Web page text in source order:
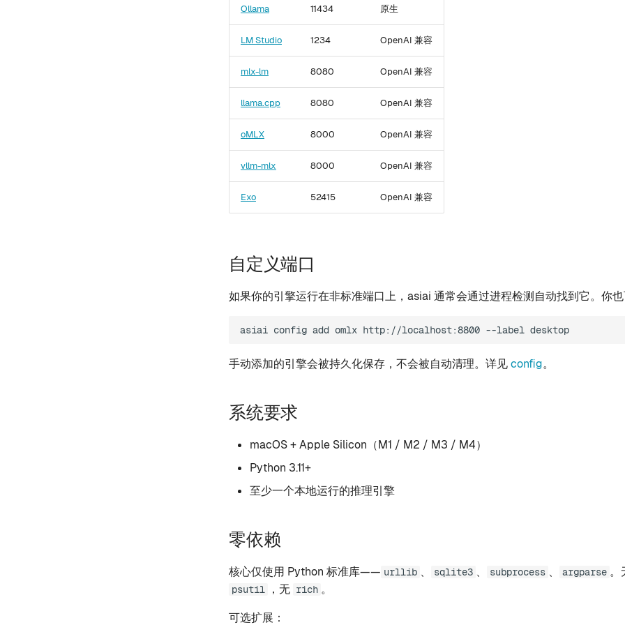
Ollama 11434 原生
LM Studio 1234 OpenAI 兼容
mlx-lm 8080 OpenAI 兼容
llama.cpp 8080 OpenAI 兼容
oMLX 8000 OpenAI 兼容
vllm-mlx 8000 OpenAI 兼容
Exo 52415 OpenAI 兼容
自定义端口
如果你的引擎运行在非标准端口上，asiai 通常会通过进程检测自动找到它。你也
asiai config add omlx http://localhost:8800 --label
手动添加的引擎会被持久化保存，不会被自动清理。详见config。
系统要求
macOS + Apple Silicon（M1 / M2 / M3 / M4）
Python 3.11+
至少一个本地运行的推理引擎
零依赖
核心仅使用 Python 标准库—— urllib 、 sqlite3 、 subprocess 、 argparse 。
psutil ，无 rich 。
可选扩展：